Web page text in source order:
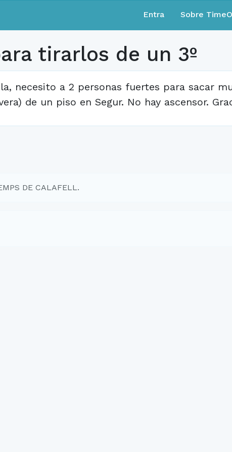
Entra Sobre
tirarlos de un 3º
necesito a 2 personas fuertes para sacar
de un piso en Segur. No hay ascensor.
DE CALAFELL.